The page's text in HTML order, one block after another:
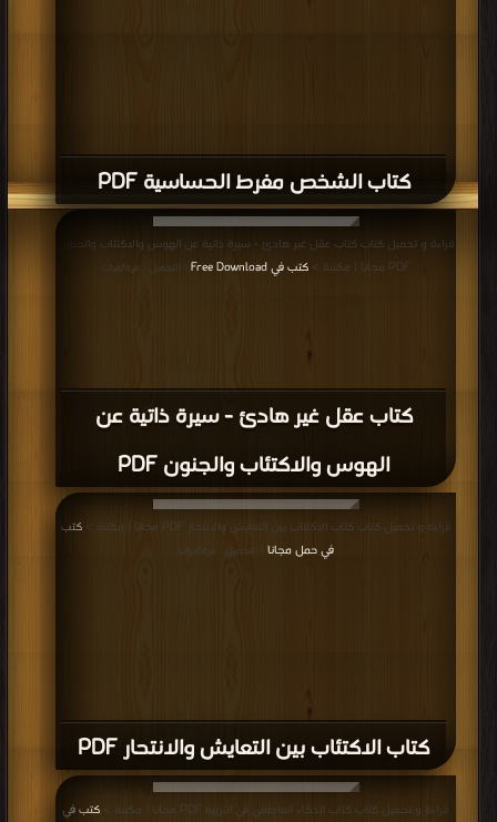
كتاب الشخص مفرط الحساسية PDF
كتاب عقل غير هادئ - سيرة ذاتية عن
الهوس والاكتئاب والجنون PDF
قراءة و تحميل كتاب كتاب عقل غير هادئ - سيرة ذاتية عن الهوس والاكتئاب والجنون
PDF مجانا | مكتبة >
كتب في Free Download | التحميل : مرة/مرات
كتاب الاكتئاب بين التعايش والانتحار PDF
قراءة و تحميل كتاب كتاب الاكتئاب بين التعايش والانتحار PDF مجانا | مكتبة >
كتب
في حمل مجانا | التحميل : مرة/مرات
قراءة و تحميل كتاب كتاب الذكاء العاطفي في التربيه PDF مجانا | مكتبة >
كتب في